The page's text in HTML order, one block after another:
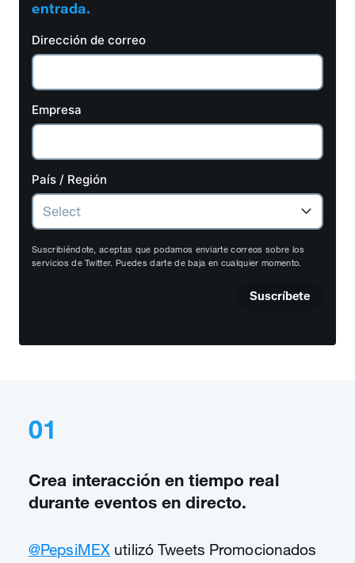
entrada.
Dirección de correo
Empresa
País / Región
Suscribiéndote, aceptas que podamos enviarte correos sobre los
servicios de Twitter. Puedes darte de baja en cualquier momento.
Suscríbete
01
Crea interacción en tiempo real
durante eventos en directo.
@PepsiMEX utilizó Tweets Promocionados